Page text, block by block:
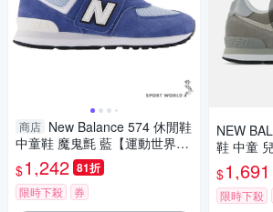
商店 New Balance 574 休閒鞋
中童鞋 魔鬼氈 藍【運動世界】
P5742I6-W
$1,242 81折
限時下殺 券
NEW
鞋 中童
EVG-W楦
$1,691
限時下殺